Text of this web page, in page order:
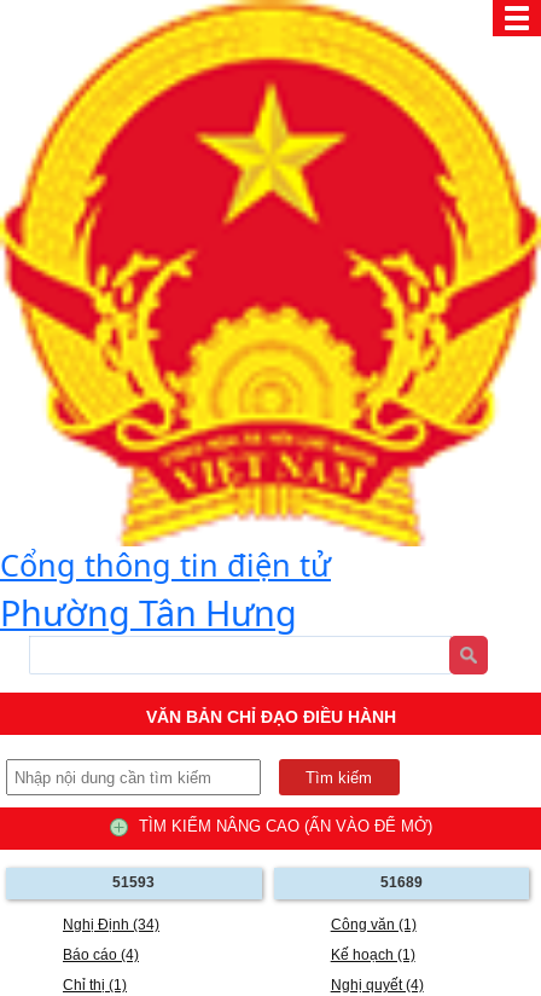
Cổng thông tin điện tử
Phường Tân Hưng
VĂN BẢN CHỈ ĐẠO ĐIỀU HÀNH
TÌM KIẾM NÂNG CAO (ẤN VÀO ĐỂ MỞ)
51593
Nghị Định (34)
Báo cáo (4)
Chỉ thị (1)
51689
Công văn (1)
Kế hoạch (1)
Nghị quyết (4)